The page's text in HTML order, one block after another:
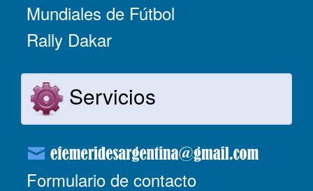
Mundiales de Fútbol
Rally Dakar
Servicios
Formulario de contacto